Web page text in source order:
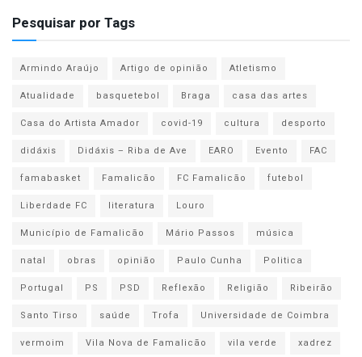
Pesquisar por Tags
Armindo Araújo Artigo de opinião
Atletismo
Atualidade
basquetebol Braga
casa das artes
Casa do Artista Amador
covid-19 cultura
desporto
didáxis
Didáxis – Riba de Ave EARO Evento
FAC
famabasket
Famalicão FC Famalicão
futebol
Liberdade FC
literatura
Louro
Município de Famalicão
Mário Passos
música
natal
obras opinião Paulo Cunha
Politica
Portugal
PS PSD Reflexão Religião
Ribeirão
Santo Tirso
saúde Trofa
Universidade de Coimbra
vermoim
Vila Nova de Famalicão vila verde xadrez